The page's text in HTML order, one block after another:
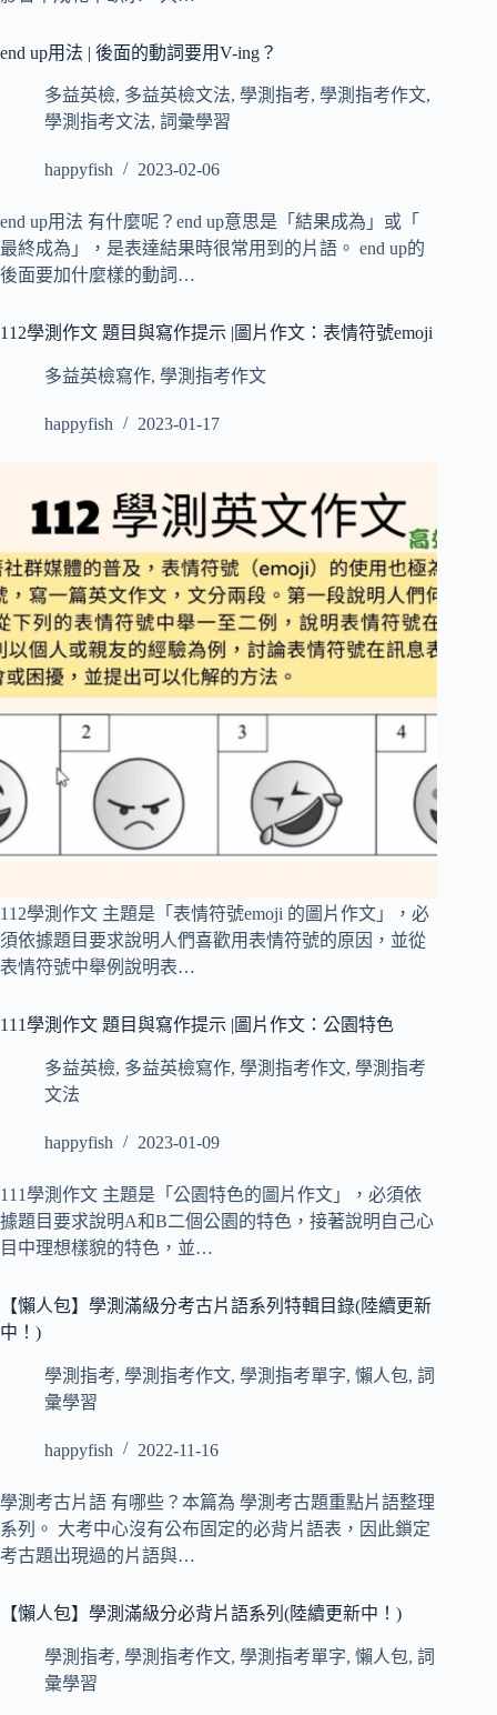
end up用法 | 後面的動詞要用V-ing？
多益英檢, 多益英檢文法, 學測指考, 學測指考作文,
學測指考文法, 詞彙學習
happyfish 2023-02-06
end up用法 有什麼呢？end up意思是「結果成為」或「
最終成為」，是表達結果時很常用到的片語。 end up的
後面要加什麼樣的動詞…
112學測作文 題目與寫作提示 |圖片作文：表情符號emoji
多益英檢寫作, 學測指考作文
happyfish 2023-01-17
112學測作文 主題是「表情符號emoji 的圖片作文」，必
須依據題目要求說明人們喜歡用表情符號的原因，並從
表情符號中舉例說明表…
111學測作文 題目與寫作提示 |圖片作文：公園特色
多益英檢, 多益英檢寫作, 學測指考作文, 學測指考
文法
happyfish 2023-01-09
111學測作文 主題是「公園特色的圖片作文」，必須依
據題目要求說明A和B二個公園的特色，接著說明自己心
目中理想樣貌的特色，並…
【懶人包】學測滿級分考古片語系列特輯目錄(陸續更新
中！)
學測指考, 學測指考作文, 學測指考單字, 懶人包, 詞
彙學習
happyfish 2022-11-16
學測考古片語 有哪些？本篇為 學測考古題重點片語整理
系列。 大考中心沒有公布固定的必背片語表，因此鎖定
考古題出現過的片語與…
【懶人包】學測滿級分必背片語系列(陸續更新中！)
學測指考, 學測指考作文, 學測指考單字, 懶人包, 詞
彙學習